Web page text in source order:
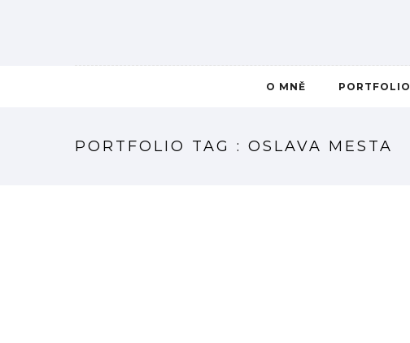
O MNĚ PORTFOLIO
PORTFOLIO TAG : OSLAVA MESTA